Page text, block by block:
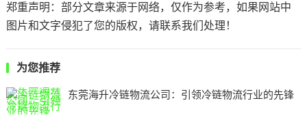
郑重声明：部分文章来源于网络，仅作为参考，如果网站中
图片和文字侵犯了您的版权，请联系我们处理！
为您推荐
东莞海升冷链物流公司：引领冷链物流行业的先锋